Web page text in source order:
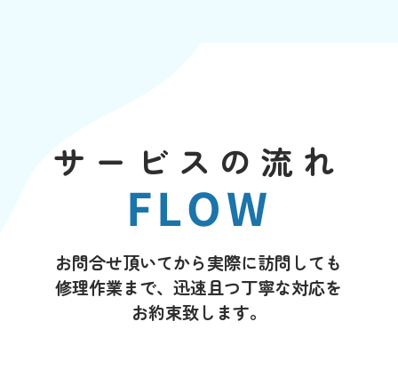
サービスの流れ
FLOW
お問合せ頂いてから実際に訪問しても
修理作業まで、迅速且つ丁寧な対応を
お約束致します。